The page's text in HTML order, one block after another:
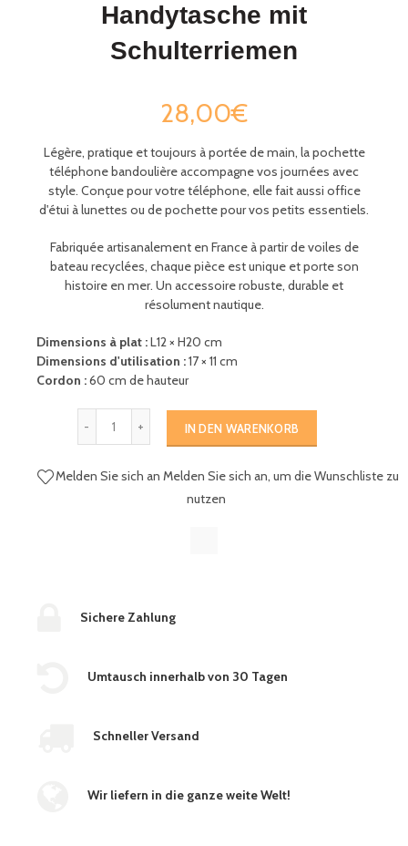
Handytasche mit
Schulterriemen
28,00€
Légère, pratique et toujours à portée de main, la pochette
téléphone bandoulière accompagne vos journées avec
style. Conçue pour votre téléphone, elle fait aussi office
d'étui à lunettes ou de pochette pour vos petits essentiels.
Fabriquée artisanalement en France à partir de voiles de
bateau recyclées, chaque pièce est unique et porte son
histoire en mer. Un accessoire robuste, durable et
résolument nautique.
Dimensions à plat :L12 × H20 cm
Dimensions d'utilisation :17 × 11 cm
Cordon :60 cm de hauteur
IN DEN WARENKORB
Melden Sie sich an Melden Sie sich an, um die Wunschliste zu
nutzen
Sichere Zahlung
Umtausch innerhalb von 30 Tagen
Schneller Versand
Wir liefern in die ganze weite Welt!